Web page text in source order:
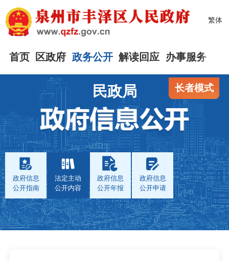
繁体
首页 区政府 政务公开 解读回应 办事服务
长者模式
民政局
政府信息
公开指南
法定主动
公开内容
政府信息
公开年报
政府信息
公开申请